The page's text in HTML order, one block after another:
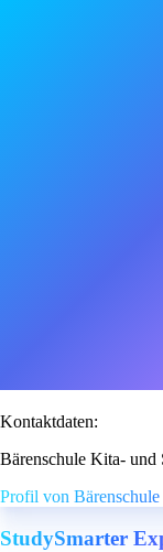
Kontaktdaten:
Bärenschule Kita- und
Profil von
StudySmarter